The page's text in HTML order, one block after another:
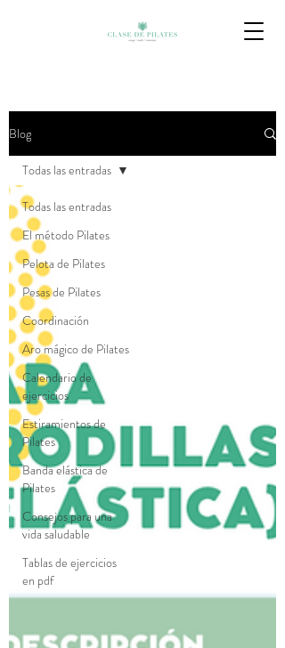
Blog
Todas las entradas
El método Pilates
Pelota de Pilates
Pesas de Pilates
Coordinación
Aro mágico de Pilates
Calendario de
ejercicios
Estiramientos de
Pilates
Banda elástica de
Pilates
Consejos para una
vida saludable
Tablas de ejercicios
en pdf
Todas las entradas